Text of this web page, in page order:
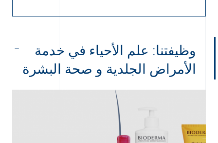
وظيفتنا: علم الأحياء في خدمة
الأمراض الجلدية و صحة البشرة